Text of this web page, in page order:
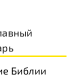
Библии